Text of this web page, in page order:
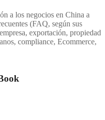
a los negocios en China a
(FAQ, según sus
exportación, propiedad
compliance, Ecommerce,